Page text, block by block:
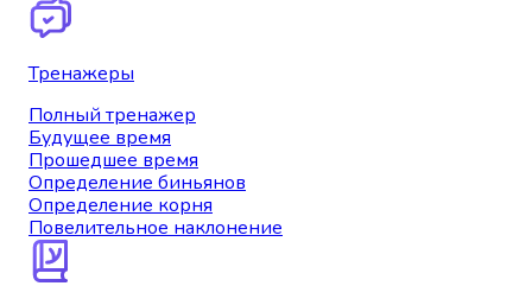
Тренажеры
Полный тренажер
Будущее время
Прошедшее время
Определение биньянов
Определение корня
Повелительное наклонение